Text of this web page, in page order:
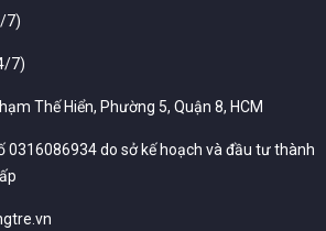
7)
7)
Thế Hiển, Phường 5, Quận 8, HCM
0316086934 do sở kế hoạch và đầu tư thành